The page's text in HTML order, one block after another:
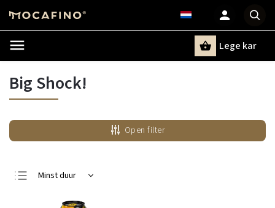
Lege kar
Big Shock!
Open filter
Minst duur